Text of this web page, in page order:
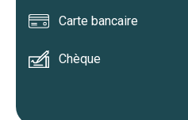
Carte bancaire
Chèque